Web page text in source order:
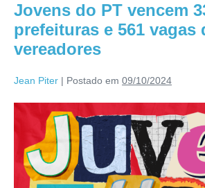
Jovens do PT vencem
prefeituras e 561 vagas
vereadores
Jean Piter | Postado em 09/10/2024